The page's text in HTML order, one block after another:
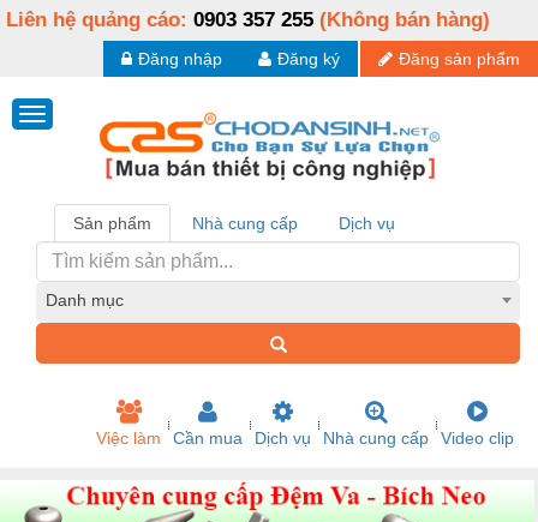
Liên hệ quảng cáo: 0903 357 255 (Không bán hàng)
Đăng sản phẩm
Đăng ký
Đăng nhập
Sản phẩm Nhà cung cấp Dịch vụ
Danh mục
Việc làm Cần mua Dịch vụ Nhà cung cấp Video clip